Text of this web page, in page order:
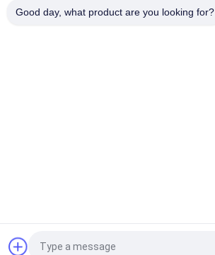
Vraag een offerte aan
Good day, what product are you looking for?